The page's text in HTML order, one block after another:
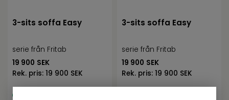
3-sits soffa Easy
serie från Fritab
19 900 SEK
Rek. pris: 19 900 SEK
3-sits soffa Easy
serie från Fritab
19 900 SEK
Rek. pris: 19 900 SEK